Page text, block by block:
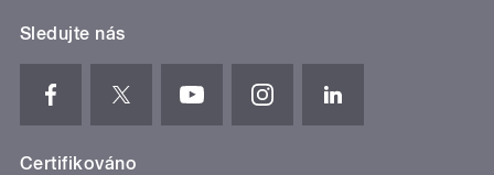
Sledujte nás
Certifikováno